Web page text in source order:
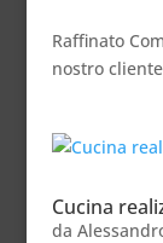
Raffinato
nostro
Cucina
da